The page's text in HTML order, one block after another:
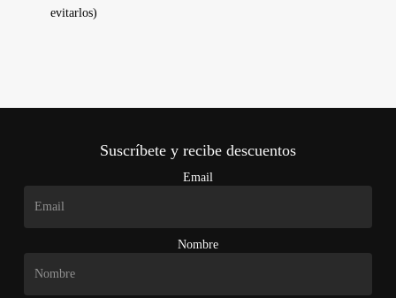
evitarlos)
Suscríbete y recibe descuentos
Email
Nombre